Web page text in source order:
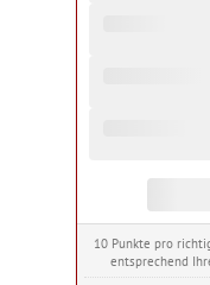
10 Punkte pro
entsprechend